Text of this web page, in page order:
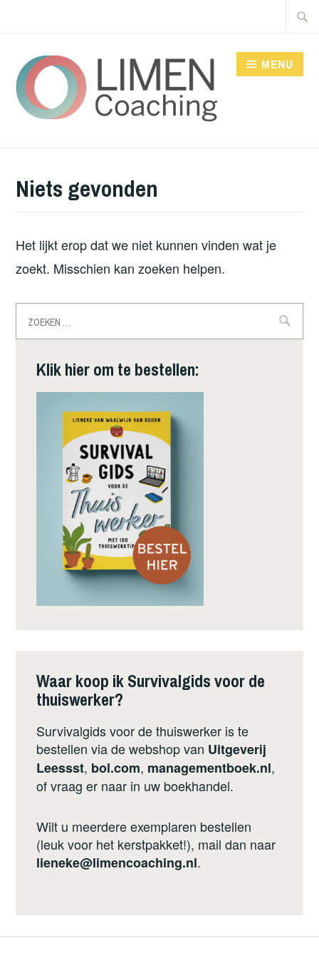
MENU
Niets gevonden
Het lijkt erop dat we niet kunnen vinden wat je
zoekt. Misschien kan zoeken helpen.
naar:
Klik hier om te bestellen:
Waar koop ik Survivalgids voor de
thuiswerker?
Survivalgids voor de thuiswerker is te
bestellen via de webshop van Uitgeverij
Leessst, bol.com, managementboek.nl,
of vraag er naar in uw boekhandel.
Wilt u meerdere exemplaren bestellen
(leuk voor het kerstpakket!), mail dan naar
lieneke@limencoaching.nl.